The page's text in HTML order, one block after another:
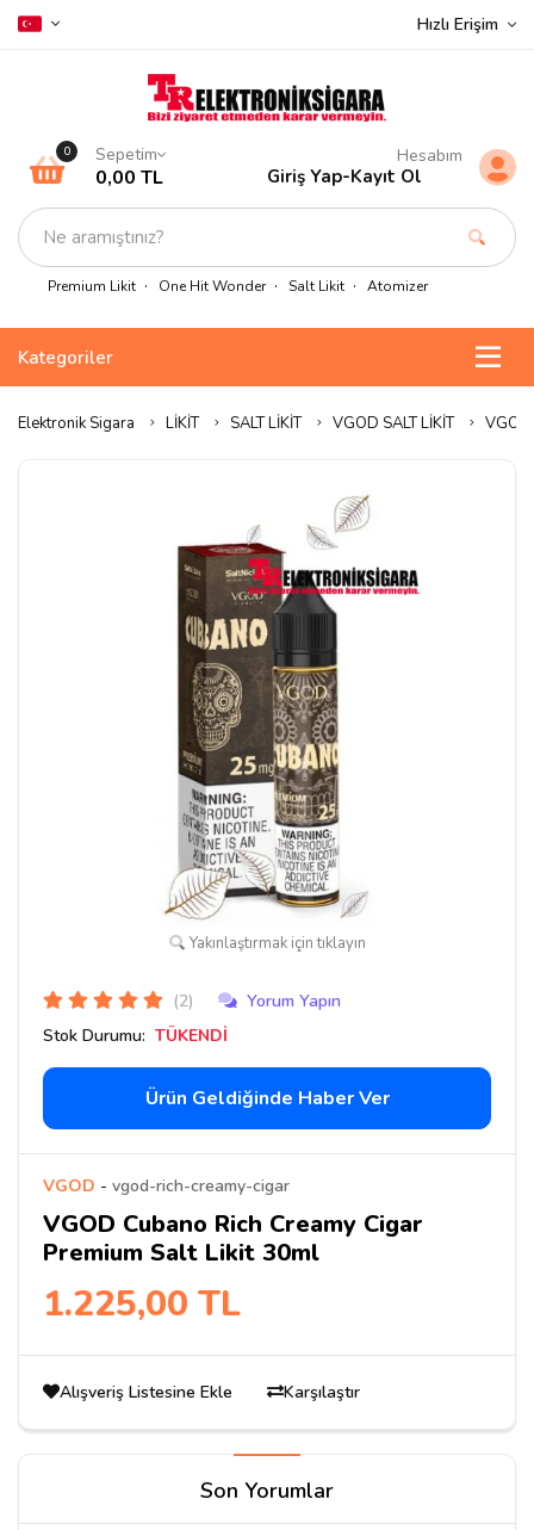
Hızlı Erişim
Premium Likit One Hit Wonder Salt Likit Atomizer
0 Sepetim
0,00 TL
Hesabım
Giriş Yap-Kayıt Ol
Kategoriler
Elektronik Sigara LİKİT SALT LİKİT VGOD SALT LİKİT
Yakınlaştırmak için tıklayın
(2)
Yorum Yapın
Stok Durumu: TÜKENDİ
Ürün Geldiğinde Haber Ver
VGOD - vgod-rich-creamy-cigar
VGOD Cubano Rich Creamy Cigar
Premium Salt Likit 30ml
1.225,00 TL
Alışveriş Listesine Ekle Karşılaştır
Son Yorumlar